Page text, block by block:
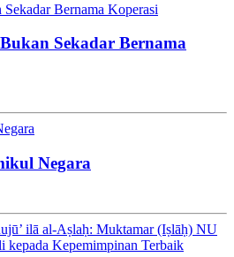
Bernama Koperasi
Sekadar Bernama
Negara
ilā al-Aṣlaḥ: Muktamar (Iṣlāḥ) NU
kepada Kepemimpinan Terbaik